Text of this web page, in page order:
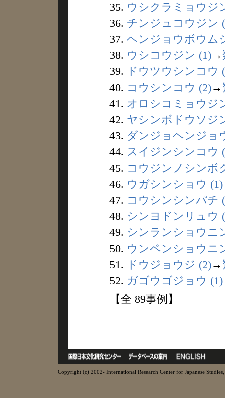
35. ウシクラミョウジ
36. チンジュコウジン
37. ヘンジョウボウム
38. ウシコウジン (1)→
39.
ドウツウシンコウ
40. コウシンコウ (2)→
41. オロシコミョウジ
42. ヤシンボドウソジ
43. ダンジョヘンジョ
44. スイジンシンコウ
45. コウジンノシンボ
46. ウガシンショウ (1)
47. コウシンシンパチ
48. シンヨドンリュウ
49. シンランショウニ
50. ウンペンショウニ
51.
ドウジョウジ (2)→
52. ガゴウゴジョウ (1)
【全 89事例】
Copyright (c) 2002- International Research Center for Japanese